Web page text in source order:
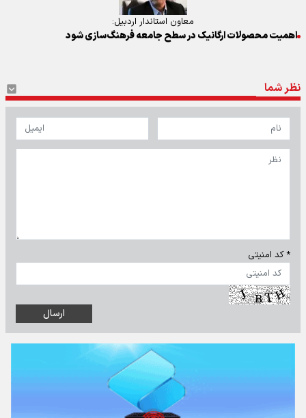
معاون استاندار اردبیل:
اهمیت محصولات ارگانیک در سطح جامعه فرهنگ‌سازی شود
نظر شما
* کد امنیتی